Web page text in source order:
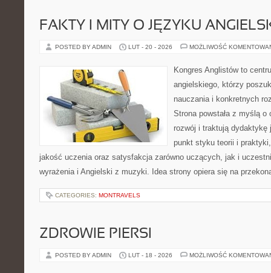
FAKTY I MITY O JĘZYKU
POSTED BY ADMIN LUT - 20 - 2026 MOŻLIWOŚĆ
Kongres Anglistów to
angielskiego, którzy
nauczania i konkretnych
Strona powstała z myślą
rozwój i traktują dydaktykę
punkt styku teorii i
jakość uczenia oraz satysfakcja zarówno uczących, jak i
wyrażenia i Angielski z muzyki. Idea strony opiera się na
CATEGORIES: MONTRAVELS
ZDROWIE PIERSI
POSTED BY ADMIN LUT - 18 - 2026 MOŻLIWOŚĆ